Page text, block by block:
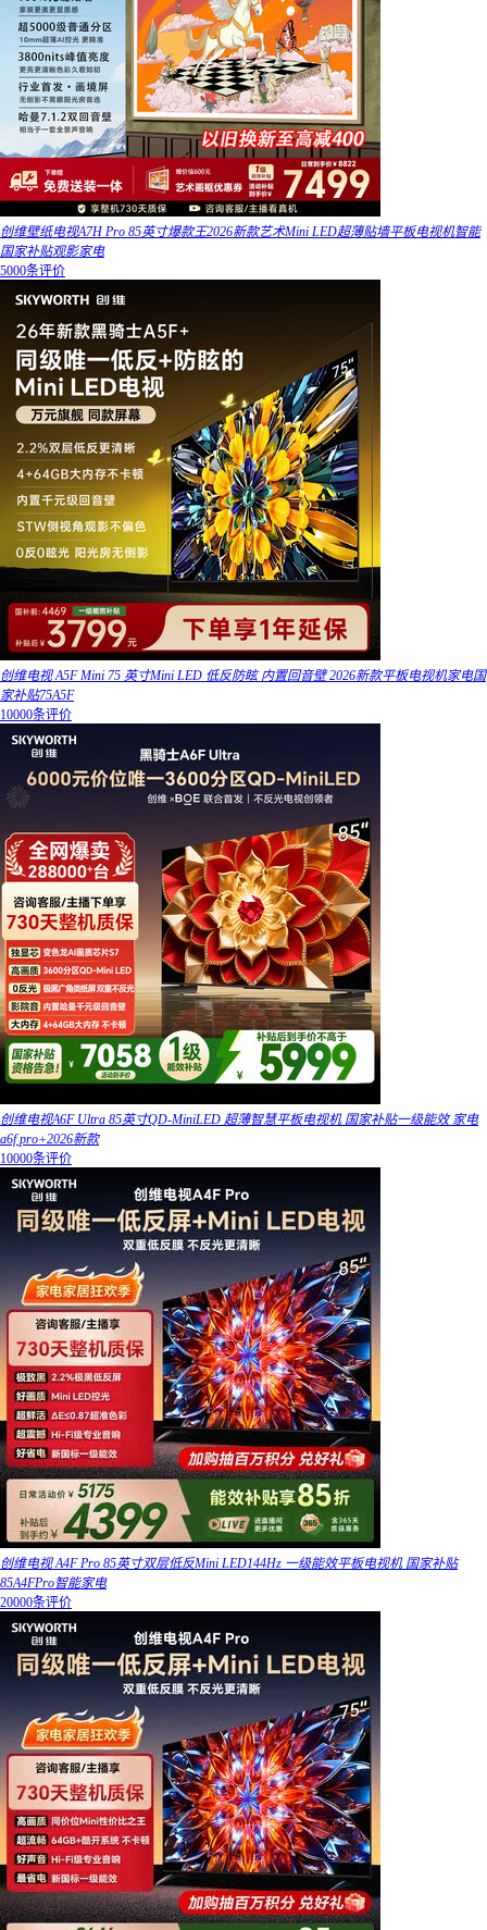
创维壁纸电视A7H Pro 85英寸爆款王2026新款艺术Mini LED超薄贴墙平板电视机智能
国家补贴观影家电
5000条评价
创维电视 A5F Mini 75 英寸Mini LED 低反防眩 内置回音壁 2026新款平板电视机家电国
家补贴75A5F
10000条评价
创维电视A6F Ultra 85英寸QD-MiniLED 超薄智慧平板电视机 国家补贴一级能效 家电
a6f pro+2026新款
10000条评价
创维电视 A4F Pro 85英寸双层低反Mini LED144Hz 一级能效平板电视机 国家补贴
85A4FPro智能家电
20000条评价